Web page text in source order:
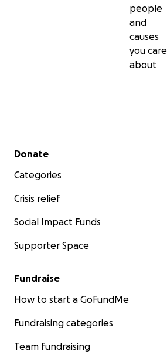
people
and
causes
you care
about
Secondary menu
Donate
Categories
Crisis relief
Social Impact Funds
Supporter Space
Fundraise
How to start a GoFundMe
Fundraising categories
Team fundraising